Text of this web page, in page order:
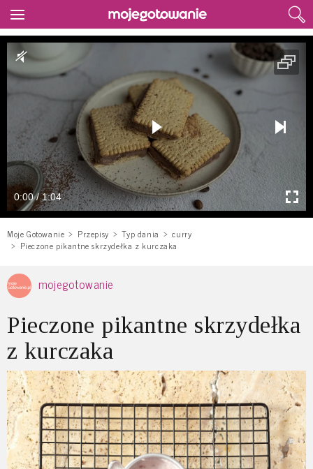
0:00 / 1:04
Moje Gotowanie Przepisy Typ dania
curry
Pieczone pikantne skrzydełka z kurczaka
mojegotowanie
Pieczone pikantne skrzydełka
z kurczaka